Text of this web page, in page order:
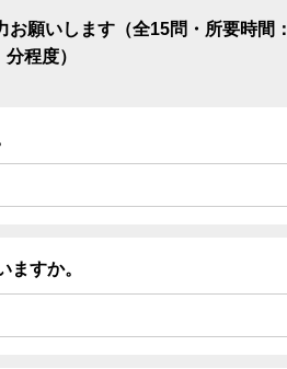
お願いします（全15問・所要時間
分程度）
ますか。